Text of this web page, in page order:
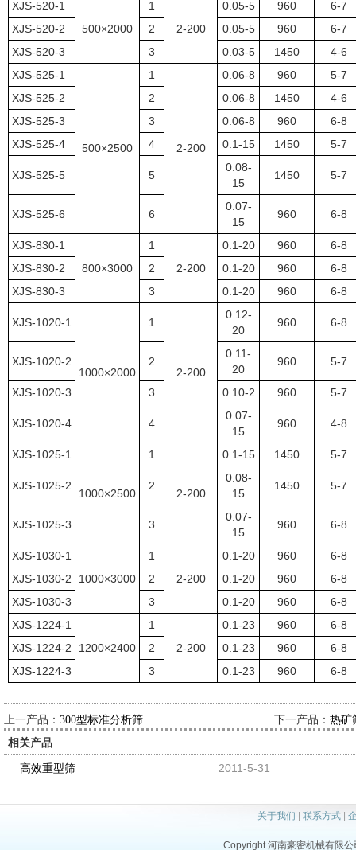
XJS-520-1
500×2000
1
2-200
0.05-5 960
6-7
XJS-520-2
2 0.05-5 960
6-7
XJS-520-3
3 0.03-5 1450
4-6
XJS-525-1
500×2500
1
2-200
0.06-8 960
5-7
XJS-525-2
2 0.06-8 1450
4-6
XJS-525-3
3 0.06-8 960
6-8
XJS-525-4
4 0.1-15 1450 5-7
XJS-525-5 5
0.08-
15
1450 5-7
XJS-525-6 6
0.07-
15
960 6-8
XJS-830-1
800×3000
1
2-200
0.1-20 960
6-8
XJS-830-2
2 0.1-20 960
6-8
XJS-830-3
3 0.1-20 960 6-8
XJS-1020-1
1000×2000
1
2-200
0.12-
20
960 6-8
XJS-1020-2 2
0.11-
20
960 5-7
XJS-1020-3 3 0.10-2 960 5-7
XJS-1020-4 4
0.07-
15
960 4-8
XJS-1025-1
1000×2500
1
2-200
0.1-15 1450 5-7
XJS-1025-2 2
0.08-
15
1450 5-7
XJS-1025-3 3
0.07-
15
960 6-8
XJS-1030-1
1000×3000
1
2-200
0.1-20 960
6-8
XJS-1030-2
2 0.1-20 960
6-8
XJS-1030-3
3 0.1-20 960
6-8
XJS-1224-1
1200×2400
1
2-200
0.1-23 960
6-8
XJS-1224-2
2 0.1-23 960
6-8
XJS-1224-3
3 0.1-23 960 6-8
上一产品： 300型标准分析筛 下一产品： 热矿
相关产品
2011-5-31
高效重型筛
关于我们 联系方式|
Copyright 河南豪密机械有限